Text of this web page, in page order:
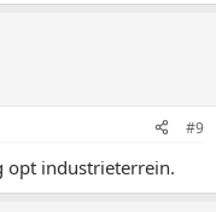
#9
opt industrieterrein.